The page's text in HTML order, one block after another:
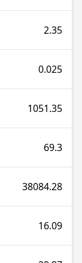
2.35
0.025
1051.35
69.3
38084.28
16.09